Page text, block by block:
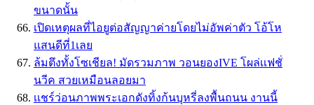
ขนาดนั้น
เปิดเหตุผลที่ไอยูต่อสัญญาค่ายโดยไม่อัพค่าตัว โอ้โห
แสนดีที่1เลย
ล้มตึงทั้งโซเชียล! มัดรวมภาพ วอนยองIVE โผล่เเฟชั่
นวีค สวยเหมือนลอยมา
เเชร์ว่อนภาพพระเอกดังทิ้งก้นบุหรี่ลงพื้นถนน งานนี้